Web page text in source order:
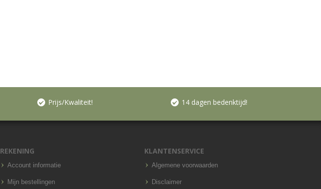
Prijs/Kwaliteit! 14 dagen bedenktijd!
REKENING
Account informatie
Mijn bestellingen
KLANTENSERVICE
Algemene voorwaarden
Disclaimer